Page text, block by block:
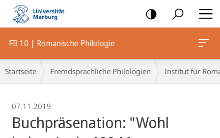
Mobile-
Navigation
FB 10 | Romanische Philologie
Breadcrumb-
Navigation
Startseite Fremdsprachliche Philologien Institut für
07.11.2019
Buchpräsenation: "Wohl